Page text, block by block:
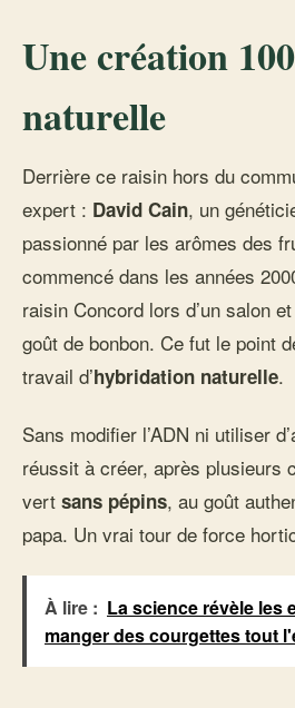
Une création
naturelle
Derrière ce raisin hors du
expert : David Cain, un
passionné par les arômes des
commencé dans les années
raisin Concord lors d’un salon
goût de bonbon. Ce fut le point
travail d’hybridation naturelle.
Sans modifier l’ADN ni utiliser
réussit à créer, après plusieurs
vert sans pépins, au goût
papa. Un vrai tour de force
À lire : La science révèle les
manger des courgettes tout